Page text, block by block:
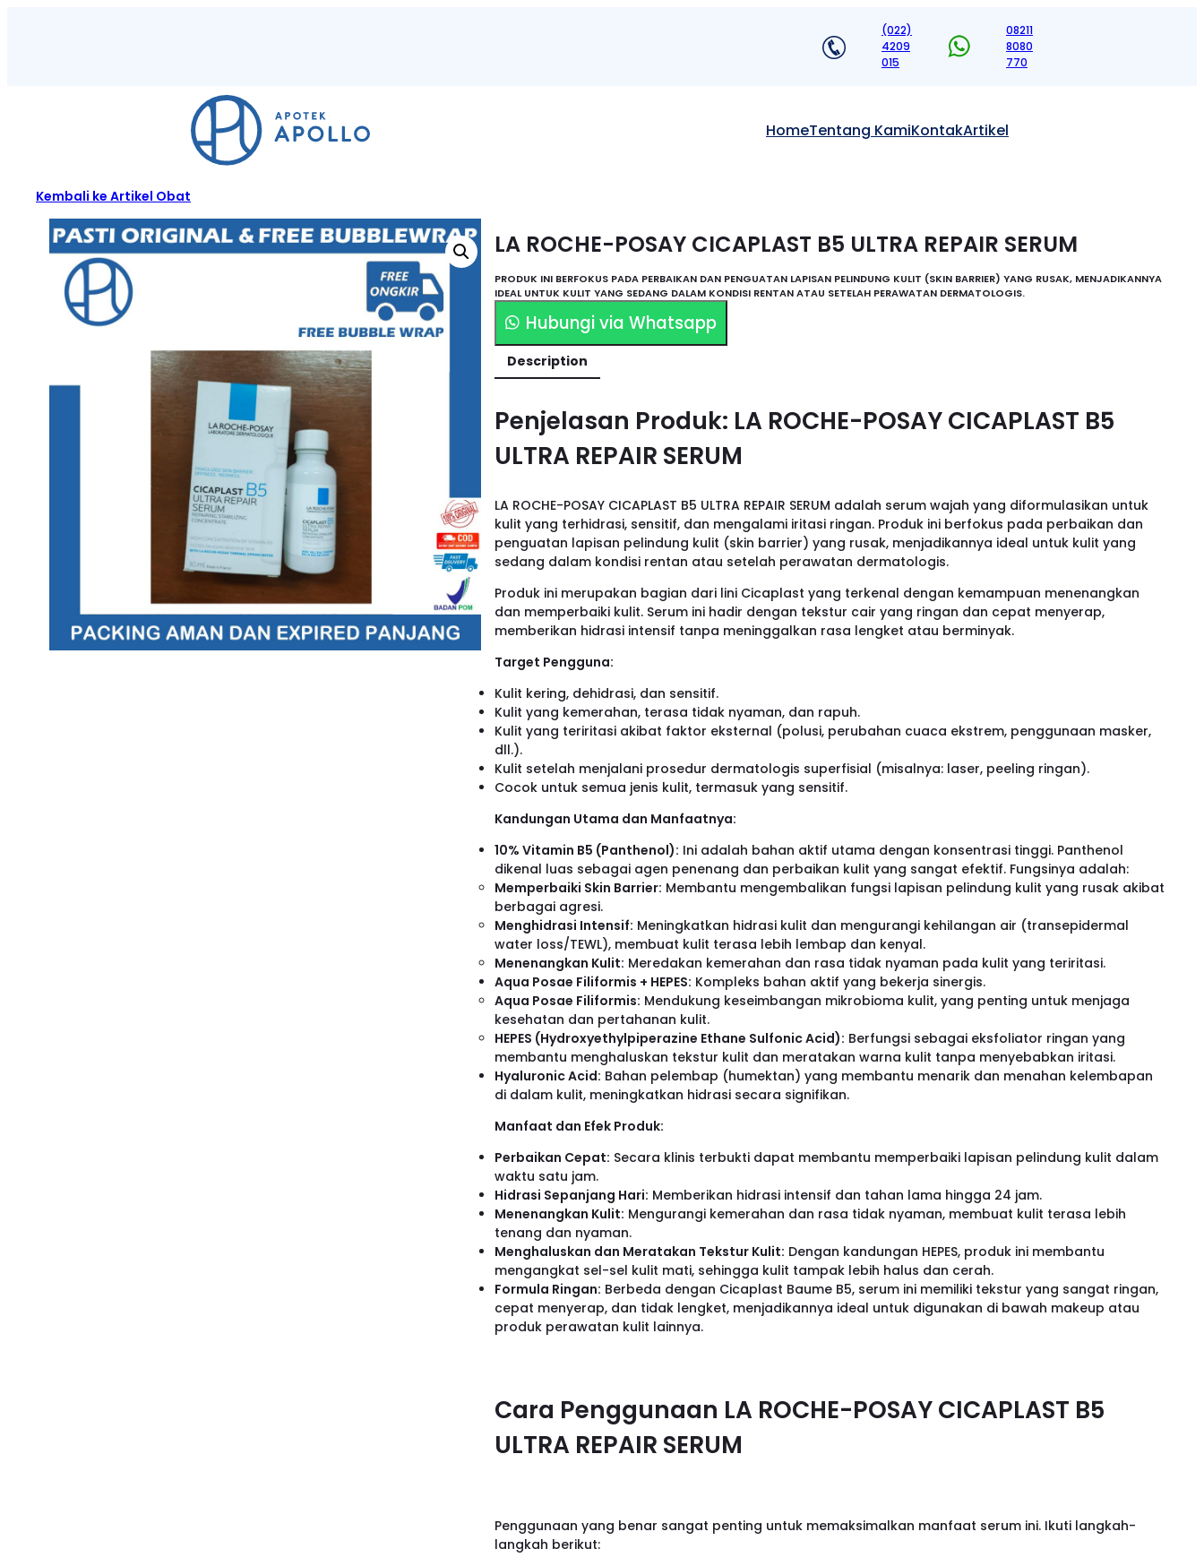
(022)
4209
015
08211
8080
770
HomeTentang KamiKontakArtikel
Kembali ke Artikel Obat
LA ROCHE-POSAY CICAPLAST B5 ULTRA REPAIR SERUM
PRODUK INI BERFOKUS PADA PERBAIKAN DAN PENGUATAN LAPISAN PELINDUNG KULIT (SKIN BARRIER) YANG RUSAK, MENJADIKANNYA
IDEAL UNTUK KULIT YANG SEDANG DALAM KONDISI RENTAN ATAU SETELAH PERAWATAN DERMATOLOGIS.
Hubungi via Whatsapp
Description
Penjelasan Produk: LA ROCHE-POSAY CICAPLAST B5
ULTRA REPAIR SERUM
LA ROCHE-POSAY CICAPLAST B5 ULTRA REPAIR SERUM adalah serum wajah yang diformulasikan untuk
kulit yang terhidrasi, sensitif, dan mengalami iritasi ringan. Produk ini berfokus pada perbaikan dan
penguatan lapisan pelindung kulit (skin barrier) yang rusak, menjadikannya ideal untuk kulit yang
sedang dalam kondisi rentan atau setelah perawatan dermatologis.
Produk ini merupakan bagian dari lini Cicaplast yang terkenal dengan kemampuan menenangkan
dan memperbaiki kulit. Serum ini hadir dengan tekstur cair yang ringan dan cepat menyerap,
memberikan hidrasi intensif tanpa meninggalkan rasa lengket atau berminyak.
Target Pengguna:
Kulit kering, dehidrasi, dan sensitif.
Kulit yang kemerahan, terasa tidak nyaman, dan rapuh.
Kulit yang teriritasi akibat faktor eksternal (polusi, perubahan cuaca ekstrem, penggunaan masker,
dll.).
Kulit setelah menjalani prosedur dermatologis superfisial (misalnya: laser, peeling ringan).
Cocok untuk semua jenis kulit, termasuk yang sensitif.
Kandungan Utama dan Manfaatnya:
10% Vitamin B5 (Panthenol): Ini adalah bahan aktif utama dengan konsentrasi tinggi. Panthenol
dikenal luas sebagai agen penenang dan perbaikan kulit yang sangat efektif. Fungsinya adalah:
Memperbaiki Skin Barrier: Membantu mengembalikan fungsi lapisan pelindung kulit yang rusak akibat
berbagai agresi.
Menghidrasi Intensif: Meningkatkan hidrasi kulit dan mengurangi kehilangan air (transepidermal
water loss/TEWL), membuat kulit terasa lebih lembap dan kenyal.
Menenangkan Kulit: Meredakan kemerahan dan rasa tidak nyaman pada kulit yang teriritasi.
Aqua Posae Filiformis + HEPES: Kompleks bahan aktif yang bekerja sinergis.
Aqua Posae Filiformis: Mendukung keseimbangan mikrobioma kulit, yang penting untuk menjaga
kesehatan dan pertahanan kulit.
HEPES (Hydroxyethylpiperazine Ethane Sulfonic Acid): Berfungsi sebagai eksfoliator ringan yang
membantu menghaluskan tekstur kulit dan meratakan warna kulit tanpa menyebabkan iritasi.
Hyaluronic Acid: Bahan pelembap (humektan) yang membantu menarik dan menahan kelembapan
di dalam kulit, meningkatkan hidrasi secara signifikan.
Manfaat dan Efek Produk:
Perbaikan Cepat: Secara klinis terbukti dapat membantu memperbaiki lapisan pelindung kulit dalam
waktu satu jam.
Hidrasi Sepanjang Hari: Memberikan hidrasi intensif dan tahan lama hingga 24 jam.
Menenangkan Kulit: Mengurangi kemerahan dan rasa tidak nyaman, membuat kulit terasa lebih
tenang dan nyaman.
Menghaluskan dan Meratakan Tekstur Kulit: Dengan kandungan HEPES, produk ini membantu
mengangkat sel-sel kulit mati, sehingga kulit tampak lebih halus dan cerah.
Formula Ringan: Berbeda dengan Cicaplast Baume B5, serum ini memiliki tekstur yang sangat ringan,
cepat menyerap, dan tidak lengket, menjadikannya ideal untuk digunakan di bawah makeup atau
produk perawatan kulit lainnya.
Cara Penggunaan LA ROCHE-POSAY CICAPLAST B5
ULTRA REPAIR SERUM
Penggunaan yang benar sangat penting untuk memaksimalkan manfaat serum ini. Ikuti langkah-
langkah berikut: